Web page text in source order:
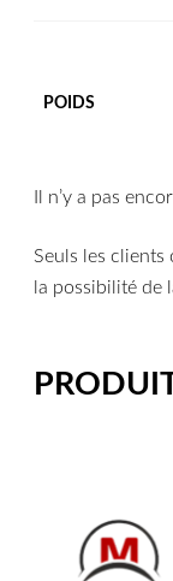
POIDS
Il n’y a pas
Seuls les
la possibilité de